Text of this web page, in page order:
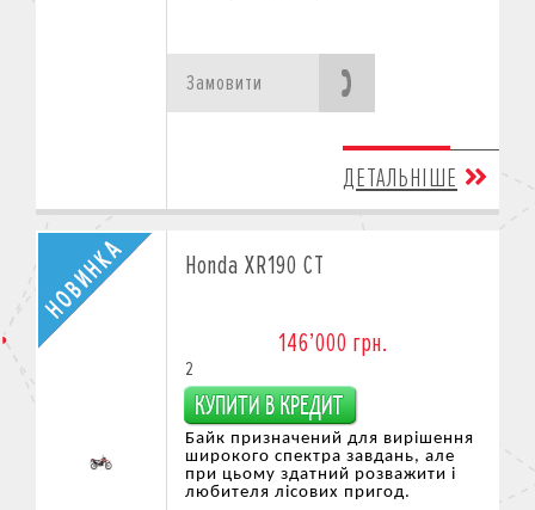
Замовити
ДЕТАЛЬНІШЕ
Honda XR190 CT
146’000 грн.
2
Байк призначений для вирішення
широкого спектра завдань, але
при цьому здатний розважити і
любителя лісових пригод.